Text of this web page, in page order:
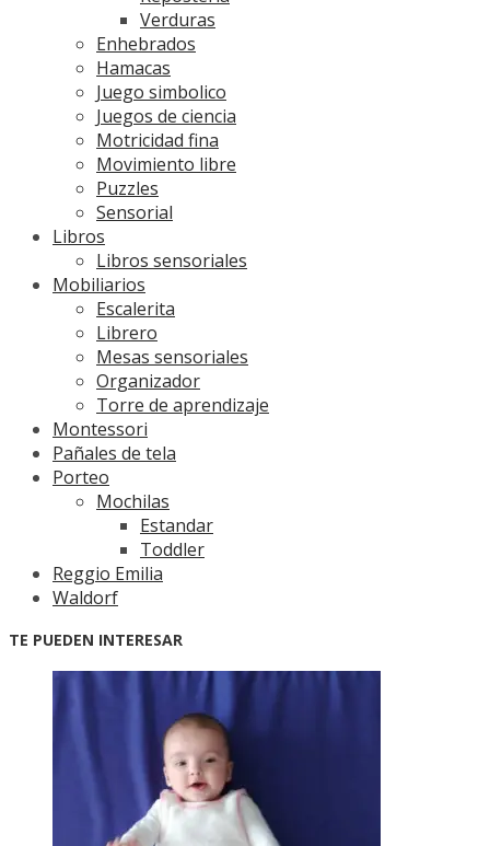
Verduras
Enhebrados
Hamacas
Juego simbolico
Juegos de ciencia
Motricidad fina
Movimiento libre
Puzzles
Sensorial
Libros
Libros sensoriales
Mobiliarios
Escalerita
Librero
Mesas sensoriales
Organizador
Torre de aprendizaje
Montessori
Pañales de tela
Porteo
Mochilas
Estandar
Toddler
Reggio Emilia
Waldorf
TE PUEDEN INTERESAR